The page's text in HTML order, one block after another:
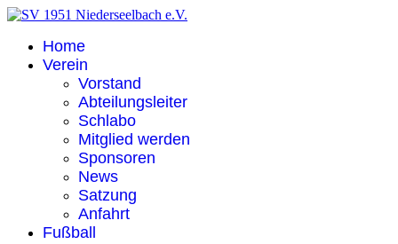
Home
Verein
Vorstand
Abteilungsleiter
Schlabo
Mitglied werden
Sponsoren
News
Satzung
Anfahrt
Fußball